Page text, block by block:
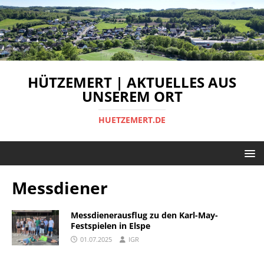
HÜTZEMERT | AKTUELLES AUS
UNSEREM ORT
HUETZEMERT.DE
Messdiener
Messdienerausflug zu den Karl-May-
Festspielen in Elspe
01.07.2025 IGR